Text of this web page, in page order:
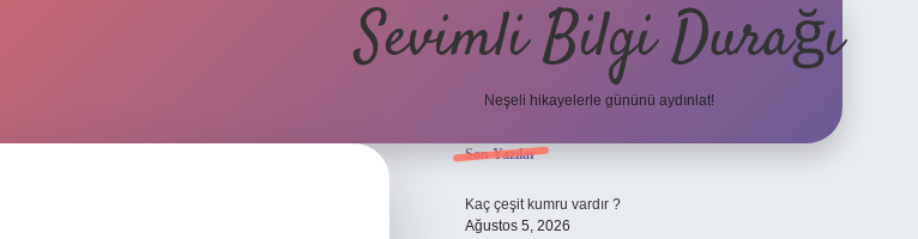
Sevimli Bilgi Durağı
Neşeli hikayelerle gününü aydınlat!
Sidebar
Son Yazılar
Kaç çeşit kumru vardır ?
Ağustos 5, 2026